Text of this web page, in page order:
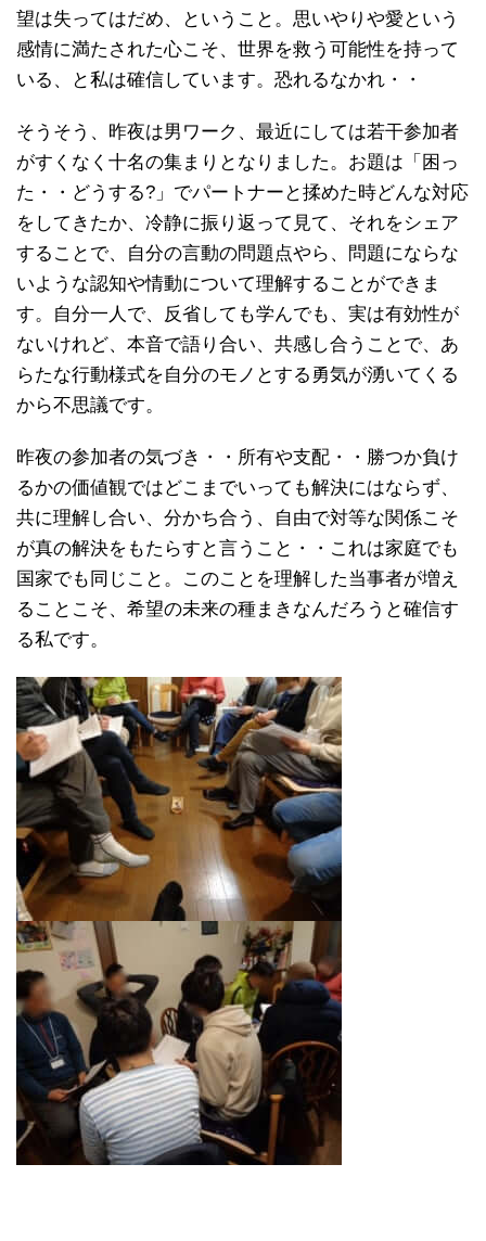
望は失ってはだめ、ということ。思いやりや愛という
感情に満たされた心こそ、世界を救う可能性を持って
いる、と私は確信しています。恐れるなかれ・・
そうそう、昨夜は男ワーク、最近にしては若干参加者
がすくなく十名の集まりとなりました。お題は「困っ
た・・どうする?」でパートナーと揉めた時どんな対応
をしてきたか、冷静に振り返って見て、それをシェア
することで、自分の言動の問題点やら、問題にならな
いような認知や情動について理解することができま
す。自分一人で、反省しても学んでも、実は有効性が
ないけれど、本音で語り合い、共感し合うことで、あ
らたな行動様式を自分のモノとする勇気が湧いてくる
から不思議です。
昨夜の参加者の気づき・・所有や支配・・勝つか負け
るかの価値観ではどこまでいっても解決にはならず、
共に理解し合い、分かち合う、自由で対等な関係こそ
が真の解決をもたらすと言うこと・・これは家庭でも
国家でも同じこと。このことを理解した当事者が増え
ることこそ、希望の未来の種まきなんだろうと確信す
る私です。